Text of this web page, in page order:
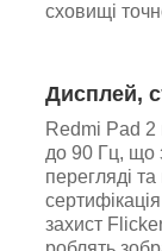
сховищі
Дисплей,
Redmi Pad 2
до 90 Гц, що
перегляді та
захист